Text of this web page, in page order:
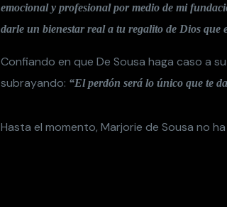
emocional y profesional por medio de mi
darle un bienestar real a tu regalito de Dios que
Confiando en que De Sousa haga caso a
subrayando: “El perdón será lo único que te
Hasta el momento, Marjorie de Sousa no